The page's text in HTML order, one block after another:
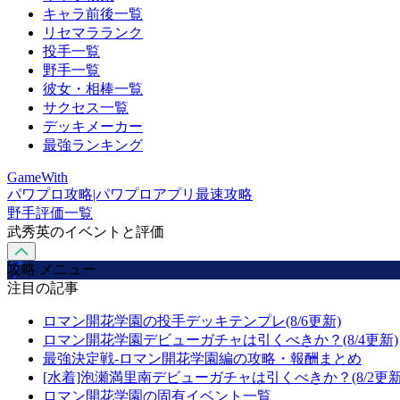
キャラ前後一覧
リセマラランク
投手一覧
野手一覧
彼女・相棒一覧
サクセス一覧
デッキメーカー
最強ランキング
GameWith
パワプロ攻略|パワプロアプリ最速攻略
野手評価一覧
武秀英のイベントと評価
攻略 メニュー
注目の記事
ロマン開花学園の投手デッキテンプレ(8/6更新)
ロマン開花学園デビューガチャは引くべきか？(8/4更新)
最強決定戦-ロマン開花学園編の攻略・報酬まとめ
[水着]泡瀬満里南デビューガチャは引くべきか？(8/2更
ロマン開花学園の固有イベント一覧